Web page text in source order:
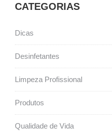
CATEGORIAS
Dicas
Desinfetantes
Limpeza Profissional
Produtos
Qualidade de Vida